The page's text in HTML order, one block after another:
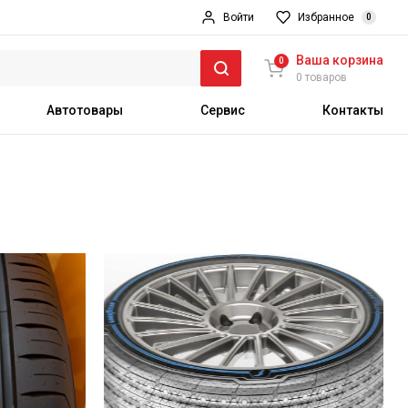
Войти Избранное 0
0 Ваша корзина
0 товаров
Автотовары Сервис Контакты